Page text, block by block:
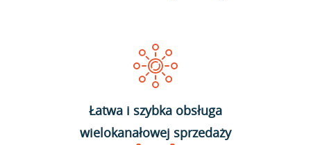
Łatwa i szybka obsługa
wielokanałowej sprzedaży